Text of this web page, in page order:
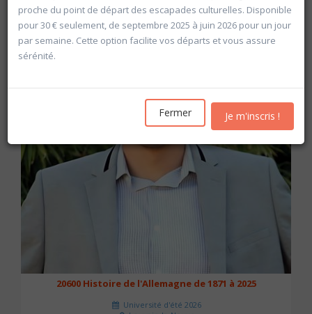
20600 Histoire de l'Allemagne de 1871 à 2025
Université d'été 2026
proche du point de départ des escapades culturelles. Disponible
pour 30 € seulement, de septembre 2025 à juin 2026 pour un jour
par semaine. Cette option facilite vos départs et vous assure
sérénité.
Fermer Je m'inscris !